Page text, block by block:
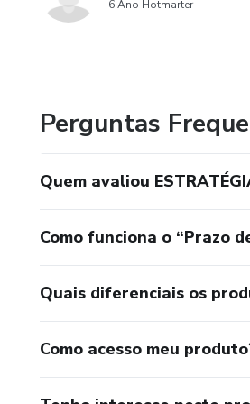
6 Ano Hotmarter
Perguntas
Quem avaliou
Como funciona o “Prazo
Quais diferenciais os
Como acesso meu